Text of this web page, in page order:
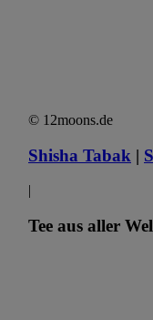
© 12moons.de
Shisha Tabak |
|
Tee aus aller